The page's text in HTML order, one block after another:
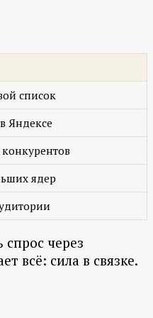
список
Яндексе
ядер
через
всё: сила в связке.